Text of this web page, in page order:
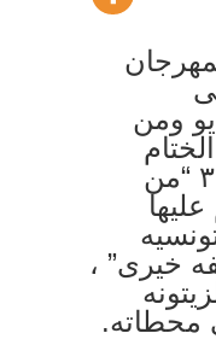
٢٥ “مايو ومن
علي الفعاليات ب” ٣٠ “من
خيرى” ،
محطاته.